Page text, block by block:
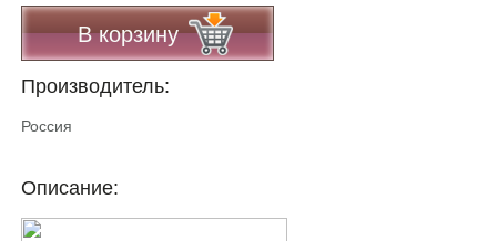
В корзину
Производитель:
Россия
Описание: